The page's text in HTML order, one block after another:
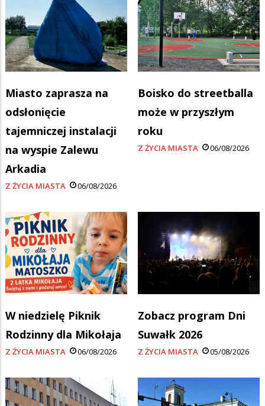
Miasto zaprasza na
odsłonięcie
tajemniczej instalacji
na wyspie Zalewu
Arkadia
Z ŻYCIA MIASTA 06/08/2026
Boisko do streetballa
może w przyszłym
roku
Z ŻYCIA MIASTA 06/08/2026
W niedzielę Piknik
Rodzinny dla Mikołaja
Z ŻYCIA MIASTA 06/08/2026
Zobacz program Dni
Suwałk 2026
Z ŻYCIA MIASTA 05/08/2026